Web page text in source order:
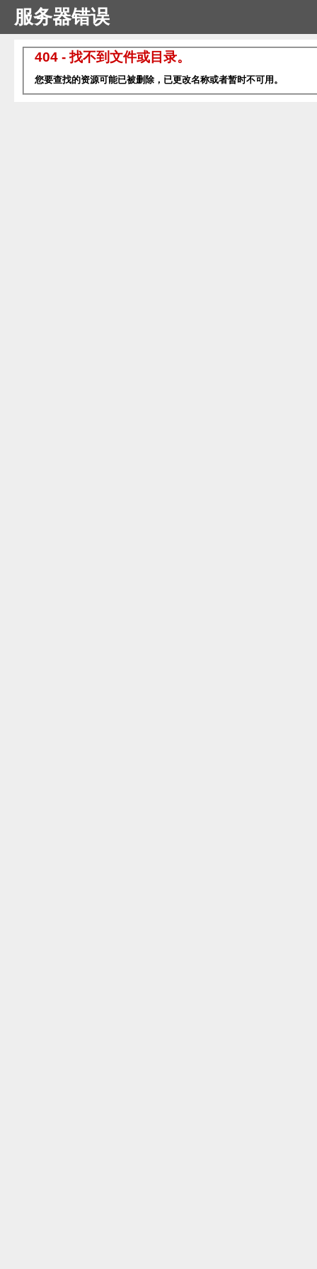
服务器错误
404 - 找不到文件或目录。
您要查找的资源可能已被删除，已更改名称或者暂时不可用。